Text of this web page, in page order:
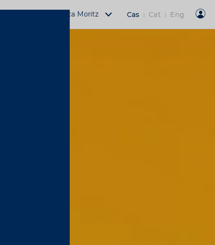
Actividades Fàbrica Moritz Cas | Cat | Eng